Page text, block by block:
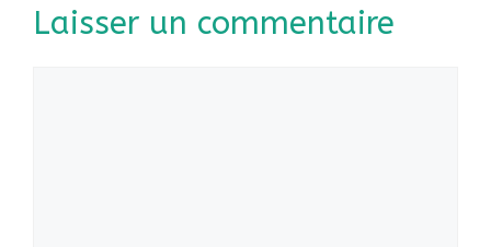
Laisser un commentaire